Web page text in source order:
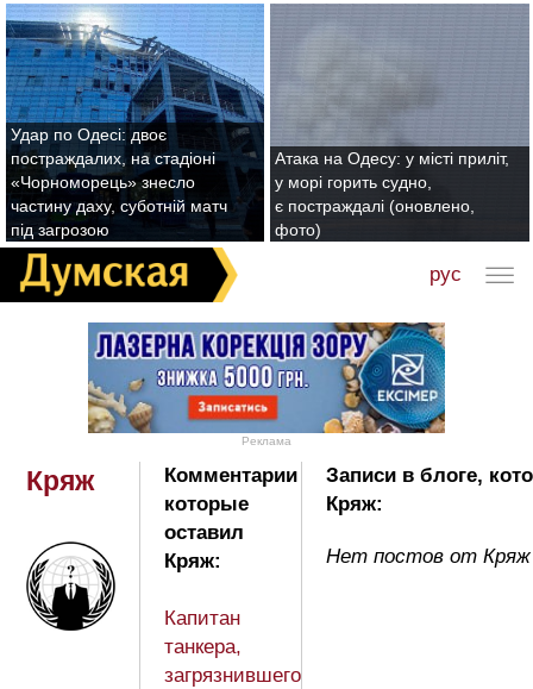
Удар по Одесі: двоє
постраждалих, на стадіоні
«Чорноморець» знесло
частину даху, суботній матч
під загрозою
Атака на Одесу: у місті приліт,
у морі горить судно,
є постраждалі (оновлено,
фото)
рус
Реклама
Кряж
Комментарии
которые
оставил
Кряж:
Капитан
танкера,
загрязнившего
Записи в блоге,
Кряж:
Нет постов от Кряж